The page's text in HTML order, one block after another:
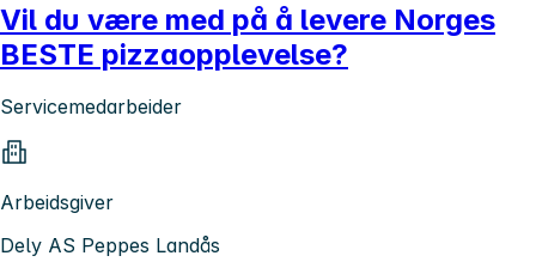
Vil du være med på å levere Norges
BESTE pizzaopplevelse?
Servicemedarbeider
Arbeidsgiver
Dely AS Peppes Landås